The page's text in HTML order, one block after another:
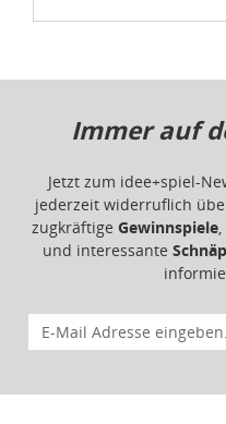
Immer auf
Jetzt zum idee+spiel-
jederzeit widerruflich
zugkräftige Gewinnspiele
und interessante
E-Mail für